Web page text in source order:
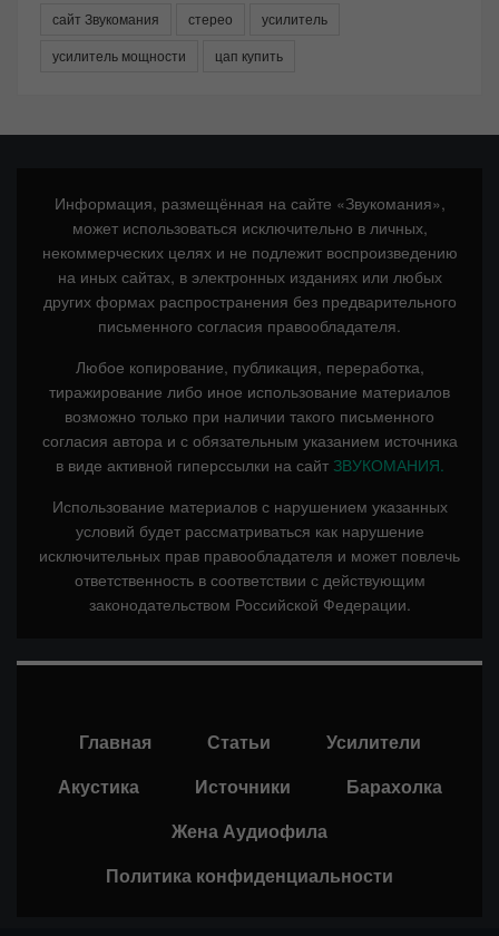
сайт Звукомания
стерео
усилитель
усилитель мощности
цап купить
Информация, размещённая на сайте «Звукомания»,
может использоваться исключительно в личных,
некоммерческих целях и не подлежит воспроизведению
на иных сайтах, в электронных изданиях или любых
других формах распространения без предварительного
письменного согласия правообладателя.
Любое копирование, публикация, переработка,
тиражирование либо иное использование материалов
возможно только при наличии такого письменного
согласия автора и с обязательным указанием источника
в виде активной гиперссылки на сайт ЗВУКОМАНИЯ.
Использование материалов с нарушением указанных
условий будет рассматриваться как нарушение
исключительных прав правообладателя и может повлечь
ответственность в соответствии с действующим
законодательством Российской Федерации.
Главная Статьи
Усилители
Акустика
Источники
Барахолка
Жена Аудиофила
Политика конфиденциальности